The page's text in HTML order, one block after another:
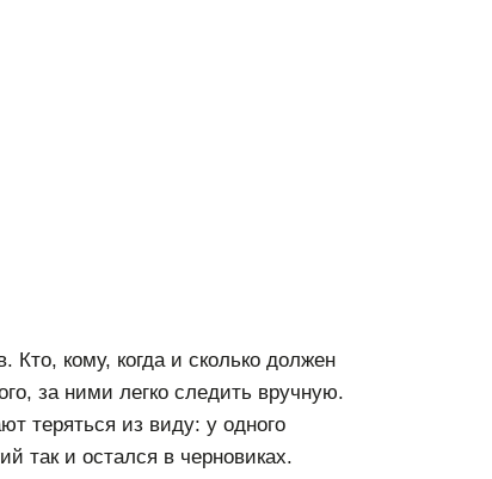
кому, когда и сколько должен
за ними легко следить вручную.
теряться из виду: у одного
так и остался в черновиках.